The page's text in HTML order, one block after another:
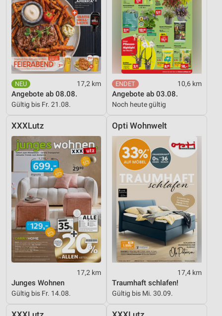
17,2 km
Angebote ab 08.08.
Gültig bis Fr. 21.08.
10,6 km
Angebote ab 03.08.
Noch heute gültig
XXXLutz
17,2 km
Junges Wohnen
Gültig bis Fr. 14.08.
Opti Wohnwelt
17,4 km
Traumhaft schlafen!
Gültig bis Mi. 30.09.